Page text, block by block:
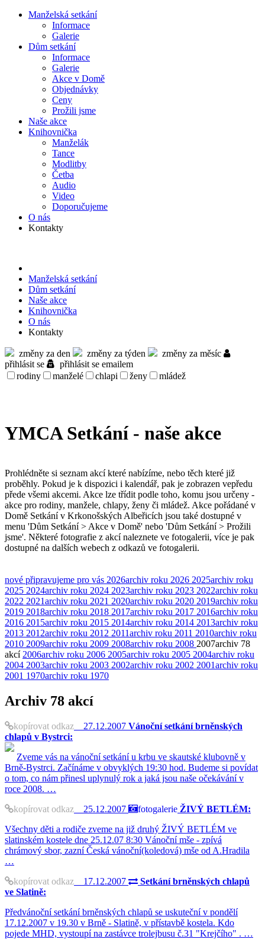
Manželská setkání
Informace
Galerie
Dům setkání
Informace
Galerie
Akce v Domě
Objed­návky
Ceny
Prožili jsme
Naše akce
Knihov­nička
Manželák
Tance
Modlitby
Četba
Audio
Video
Doporu­čujeme
O nás
Kontakty
Manželská setkání
Dům setkání
Naše akce
Knihov­nička
O nás
Kontakty
změny za den změny za týden
změny za měsíc
přihlásit se
přihlásit se emailem
rodiny
manželé chlapi ženy mládež
YMCA Setkání - naše akce
Prohlédněte si seznam akcí které nabízíme, nebo těch které již
proběhly. Pokud je k dispozici i kalendář, pak je zobrazen vepředu
přede všemi akcemi. Akce lze třídit podle toho, komu jsou určeny -
akce pro rodiny, manžele, chlapy, ženy či mládež. Akce pořádané v
Domě Setkání v Krkonošských Albeřicích jsou také dostupné v
menu 'Dům Setkání > Akce v Domě' nebo 'Dům Setkání > Prožili
jsme'. Některé fotografie z akcí naleznete ve fotogalerii, více je pak
dostupné na dalších webech z odkazů ve fotogalerii.
nové připravujeme pro vás 2026archiv roku 2026 2025archiv roku
2025 2024archiv roku 2024 2023archiv roku 2023 2022archiv roku
2022 2021archiv roku 2021 2020archiv roku 2020 2019archiv roku
2019 2018archiv roku 2018 2017archiv roku 2017 2016archiv roku
2016 2015archiv roku 2015 2014archiv roku 2014 2013archiv roku
2013 2012archiv roku 2012 2011archiv roku 2011 2010archiv roku
2010 2009archiv roku 2009 2008archiv roku 2008 2007archiv 78
akcí 2006archiv roku 2006 2005archiv roku 2005 2004archiv roku
2004 2003archiv roku 2003 2002archiv roku 2002 2001archiv roku
2001 1970archiv roku 1970
Archiv 78 akcí
kopírovat odkaz 27.12.2007 Vánoční setkání brněnských
chlapů v Bystrci:
Zveme vás na vánoční setkání u krbu ve skautské klubovně v
Brně-Bystrci. Začínáme v obvyklých 19:30 hod. Budeme si povídat
o tom, co nám přinesl uplynulý rok a jaká jsou naše očekávání v
roce 2008. …
kopírovat odkaz 25.12.2007 fotogalerie ŽIVÝ BETLÉM:
Všechny děti a rodiče zveme na již druhý ŽIVÝ BETLÉM ve
slatinském kostele dne 25.12.07 8:30 Vánoční mše - zpívá
chrámový sbor, zazní Česká vánoční(koledová) mše od A.Hradila
…
kopírovat odkaz 17.12.2007
Setkání brněnských chlapů
ve Slatině:
Předvánoční setkání brněnských chlapů se uskuteční v pondělí
17.12.2007 v 19.30 v Brně - Slatině, v přístavbě kostela. Kdo
pojede MHD, vystoupí na zastávce trolejbusu č.31 "Krejčího" . …